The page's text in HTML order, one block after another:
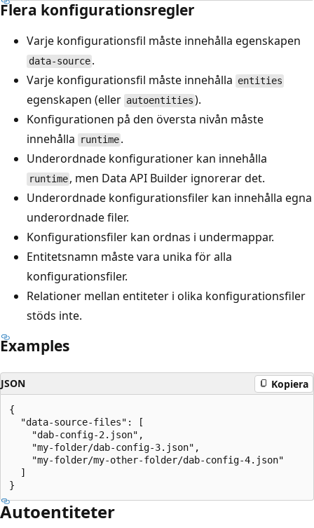
Flera konfigurationsregler
Varje konfigurationsfil måste innehålla egenskapen
data-source .
Varje konfigurationsfil måste innehålla entities
egenskapen (eller autoentities ).
Konfigurationen på den översta nivån måste
innehålla
runtime .
Underordnade konfigurationer kan innehålla
runtime , men Data API Builder ignorerar det.
Underordnade konfigurationsfiler kan innehålla egna
underordnade filer.
Konfigurationsfiler kan ordnas i undermappar.
Entitetsnamn måste vara unika för alla
konfigurationsfiler.
Relationer mellan entiteter i olika konfigurationsfiler
stöds inte.
Examples
JSON Kopiera
{
  "data-source-files": [
    "dab-config-2.json",
    "my-folder/dab-config-3.json",
    "my-folder/my-other-folder/dab-config-4.json"
  ]
Autoentiteter